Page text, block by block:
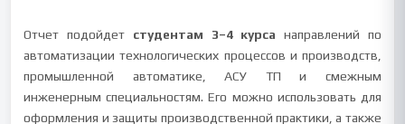
Отчет подойдет студентам 3–4 курса направлений по
автоматизации технологических процессов и производств,
промышленной автоматике, АСУ ТП и смежным
инженерным специальностям. Его можно использовать для
оформления и защиты производственной практики, а также